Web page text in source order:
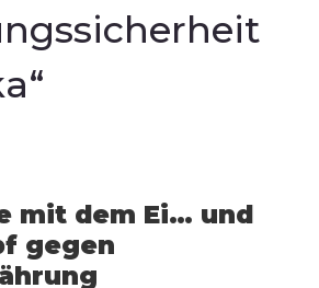
mit dem Ei… und
gegen